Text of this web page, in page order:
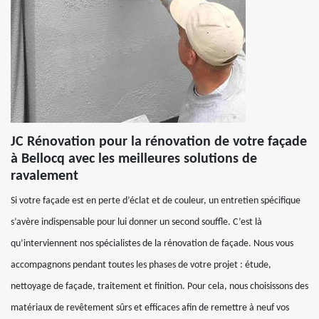
JC Rénovation pour la rénovation de votre façade
à Bellocq avec les meilleures solutions de
ravalement
Si votre façade est en perte d’éclat et de couleur, un entretien spécifique
s’avère indispensable pour lui donner un second souffle. C’est là
qu’interviennent nos spécialistes de la rénovation de façade. Nous vous
accompagnons pendant toutes les phases de votre projet : étude,
nettoyage de façade, traitement et finition. Pour cela, nous choisissons des
matériaux de revêtement sûrs et efficaces afin de remettre à neuf vos